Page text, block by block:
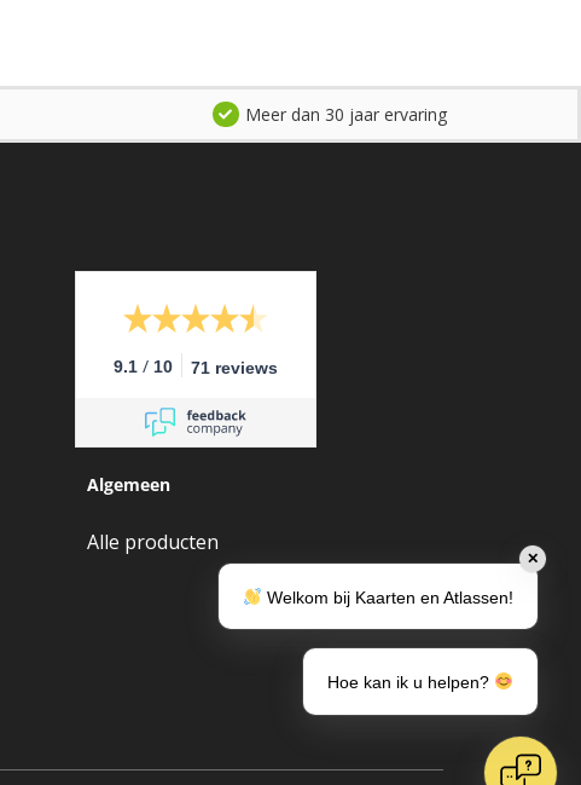
Meer dan 30 jaar ervaring
9.1 / 10 71 reviews
Algemeen
Alle producten
✕
Welkom bij Kaarten en Atlassen!
Hoe kan ik u helpen?